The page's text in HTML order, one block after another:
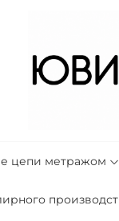
цепи метражом